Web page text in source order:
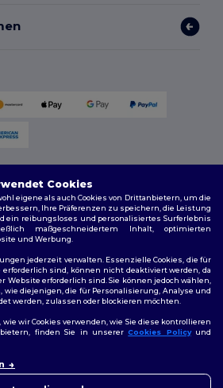
|Cookie-Richtlinie|Site Map
Cookies
eigene als auch Cookies von Drittanbietern, um die
Ihre Präferenzen zu speichern, die Leistung
ein reibungsloses und personalisiertes Surferlebnis
maßgeschneidertem Inhalt, optimierten
und Werbung.
jederzeit verwalten. Essenzielle Cookies, die für
sind, können nicht deaktiviert werden, da
Website erforderlich sind. Sie können jedoch wählen,
wie diejenigen, die für Personalisierung, Analyse und
werden, zulassen oder blockieren möchten.
wir Cookies verwenden, wie Sie diese kontrollieren
finden Sie in unsererCookies Policyund